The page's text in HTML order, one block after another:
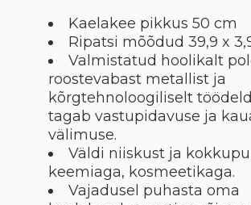
Kaelakee pikkus 50 cm
Ripatsi mõõdud 39,9 x
Valmistatud hoolikalt
roostevabast metallist ja
kõrgtehnoloogiliselt
tagab vastupidavuse ja
välimuse.
Väldi niiskust ja
keemiaga, kosmeetikaga.
Vajadusel puhasta oma